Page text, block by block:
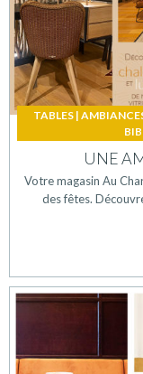
TABLES|
UNE
Votre magasin Au
des fêtes.